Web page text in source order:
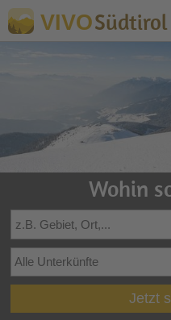
VIVOSüdtirol
Wohin
Jetzt